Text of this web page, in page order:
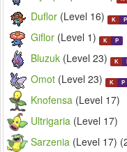
Duflor (Level 16) K P
Giflor (Level 1) K P
Bluzuk (Level 23) K
Omot (Level 23) K P
Knofensa (Level 17)
Ultrigaria (Level 17)
Sarzenia (Level 17)